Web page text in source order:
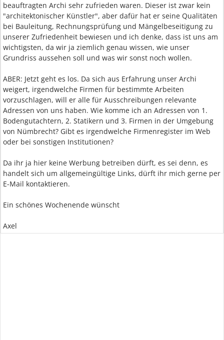
beauftragten Archi sehr zufrieden waren. Dieser ist zwar kein
"architektonischer Künstler", aber dafür hat er seine Qualitäten
bei Bauleitung, Rechnungsprüfung und Mängelbeseitigung zu
unserer Zufriedenheit bewiesen und ich denke, dass ist uns am
wichtigsten, da wir ja ziemlich genau wissen, wie unser
Grundriss aussehen soll und was wir sonst noch wollen.
ABER: Jetzt geht es los. Da sich aus Erfahrung unser Archi
weigert, irgendwelche Firmen für bestimmte Arbeiten
vorzuschlagen, will er alle für Ausschreibungen relevante
Adressen von uns haben. Wie komme ich an Adressen von 1.
Bodengutachtern, 2. Statikern und 3. Firmen in der Umgebung
von Nümbrecht? Gibt es irgendwelche Firmenregister im Web
oder bei sonstigen Institutionen?
Da ihr ja hier keine Werbung betreiben dürft, es sei denn, es
handelt sich um allgemeingültige Links, dürft ihr mich gerne per
E-Mail kontaktieren.
Ein schönes Wochenende wünscht
Axel